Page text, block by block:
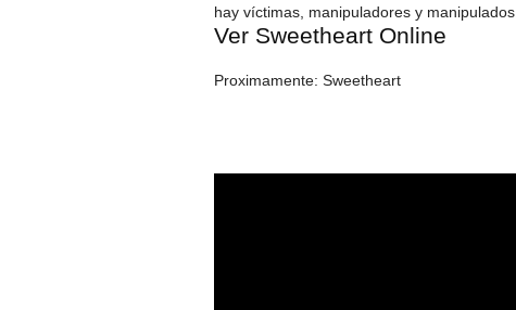
hay víctimas, manipuladores y manipulados.
Ver Sweetheart Online
Proximamente: Sweetheart